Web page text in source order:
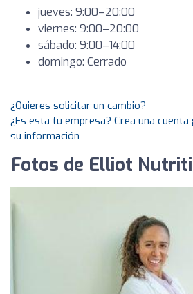
jueves: 9:00–20:00
viernes: 9:00–20:00
sábado: 9:00–14:00
domingo: Cerrado
¿Quieres solicitar un cambio?
¿Es esta tu empresa? Crea una
su información
Fotos de Elliot